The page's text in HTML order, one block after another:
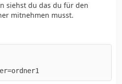
siehst du das du für den
mitnehmen musst.